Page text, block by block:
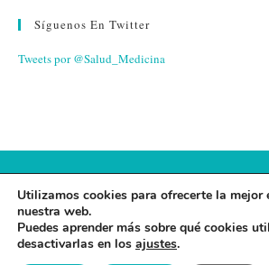
Síguenos En Twitter
Tweets por @Salud_Medicina
AVISO LEGAL·POLÍTICA DE
COOKIES
Utilizamos cookies para ofrecerte la mejor
nuestra web.
Puedes aprender más sobre qué cookies
desactivarlas en los ajustes.